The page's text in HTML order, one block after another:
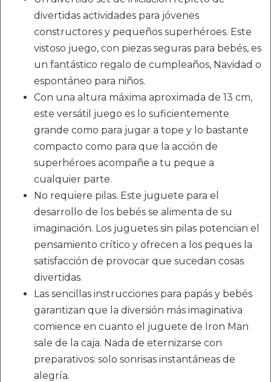
divertidas actividades para jóvenes
constructores y pequeños superhéroes. Este
vistoso juego, con piezas seguras para bebés, es
un fantástico regalo de cumpleaños, Navidad o
espontáneo para niños.
Con una altura máxima aproximada de 13 cm,
este versátil juego es lo suficientemente
grande como para jugar a tope y lo bastante
compacto como para que la acción de
superhéroes acompañe a tu peque a
cualquier parte.
No requiere pilas. Este juguete para el
desarrollo de los bebés se alimenta de su
imaginación. Los juguetes sin pilas potencian el
pensamiento crítico y ofrecen a los peques la
satisfacción de provocar que sucedan cosas
divertidas.
Las sencillas instrucciones para papás y bebés
garantizan que la diversión más imaginativa
comience en cuanto el juguete de Iron Man
sale de la caja. Nada de eternizarse con
preparativos: solo sonrisas instantáneas de
alegría.